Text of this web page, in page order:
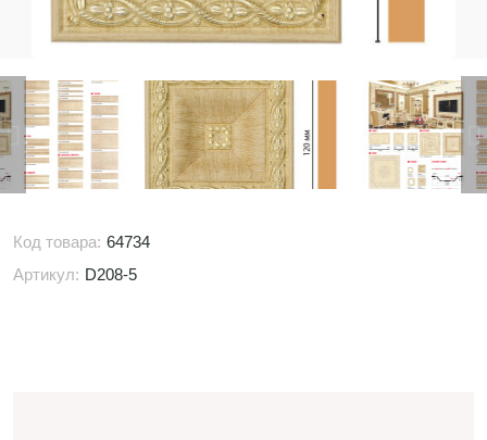
Код товара: 64734
Артикул: D208-5